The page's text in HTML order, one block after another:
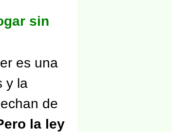
sin
es una
y la
de
la ley